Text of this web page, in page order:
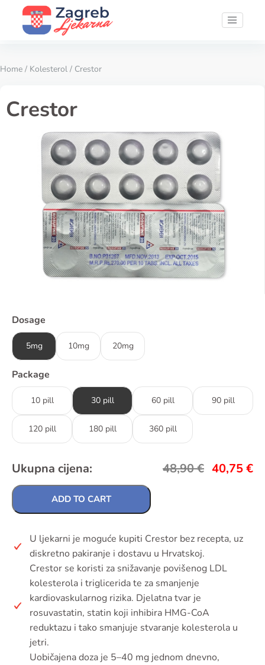
Home / Kolesterol / Crestor
Crestor
Dosage
5mg 10mg 20mg
Package
10 pill 30 pill 60 pill 90 pill
120 pill 180 pill 360 pill
Ukupna cijena: 48,90€ 40,75€
ADD TO CART
U ljekarni je moguće kupiti Crestor bez recepta, uz
diskretno pakiranje i dostavu u Hrvatskoj.
Crestor se koristi za snižavanje povišenog LDL
kolesterola i triglicerida te za smanjenje
kardiovaskularnog rizika. Djelatna tvar je
rosuvastatin, statin koji inhibira HMG-CoA
reduktazu i tako smanjuje stvaranje kolesterola u
jetri.
Uobičajena doza je 5–40 mg jednom dnevno,